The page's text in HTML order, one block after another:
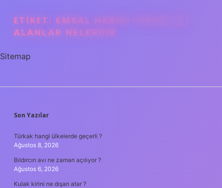
ETIKET: EMSAL HARICI YÜZDE 30
ALANLAR NELERDIR
Sitemap
SIDEBAR
Son Yazılar
Türkak hangi ülkelerde geçerli ?
Ağustos 8, 2026
Bıldırcın avı ne zaman açılıyor ?
Ağustos 6, 2026
Kulak kirini ne dışarı atar ?